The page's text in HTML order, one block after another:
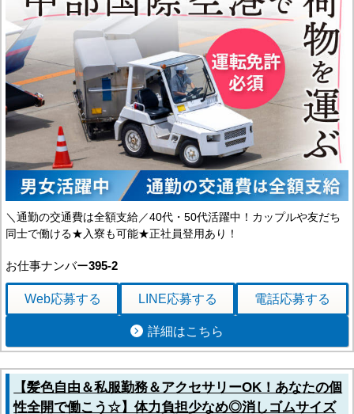
＼通勤の交通費は全額支給／40代・50代活躍中！カップルや友だち
同士で働ける★入寮も可能★正社員登用あり！
お仕事ナンバー395-2
Web応募する LINE応募する 電話応募する
詳細はこちら
【髪色自由＆私服勤務＆アクセサリーOK！あなたの個
性全開で働こう☆】体力負担少なめ◎消しゴムサイズ